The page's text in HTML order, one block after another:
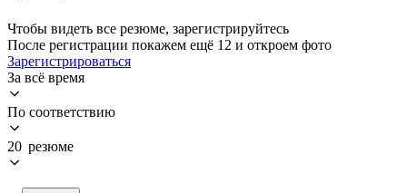
Чтобы видеть все резюме, зарегистрируйтесь
После регистрации покажем ещё 12 и откроем фото
Зарегистрироваться
За всё время
По соответствию
20 резюме